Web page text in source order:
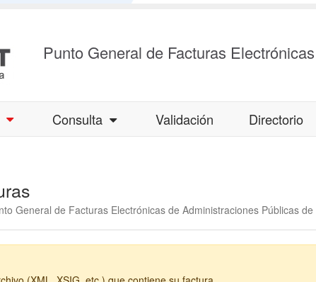
Punto General de Facturas
Consulta Validación Directorio
General de Facturas Electrónicas de Administraciones Públicas de